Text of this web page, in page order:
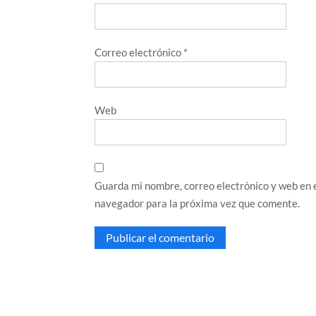
Correo electrónico *
Web
Guarda mi nombre, correo electrónico y web en
navegador para la próxima vez que comente.